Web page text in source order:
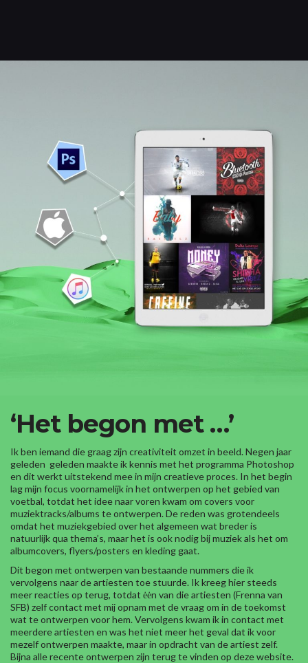
‘Het begon met …’
Ik ben iemand die graag zijn creativiteit omzet in beeld. Negen jaar
geleden geleden maakte ik kennis met het programma Photoshop
en dit werkt uitstekend mee in mijn creatieve proces. In het begin
lag mijn focus voornamelijk in het ontwerpen op het gebied van
voetbal, totdat het idee naar voren kwam om covers voor
muziektracks/albums te ontwerpen. De reden was grotendeels
omdat het muziekgebied over het algemeen wat breder is
natuurlijk qua thema’s, maar het is ook nodig bij muziek als het om
albumcovers, flyers/posters en kleding gaat.
Dit begon met ontwerpen van bestaande nummers die ik
vervolgens naar de artiesten toe stuurde. Ik kreeg hier steeds
meer reacties op terug, totdat ėėn van die artiesten (Frenna van
SFB) zelf contact met mij opnam met de vraag om in de toekomst
wat te ontwerpen voor hem. Vervolgens kwam ik in contact met
meerdere artiesten en was het niet meer het geval dat ik voor
mezelf ontwerpen maakte, maar in opdracht van de artiest zelf.
Bijna alle recente ontwerpen zijn terug te vinden op deze website.